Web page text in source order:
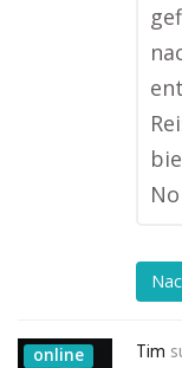
online Tim